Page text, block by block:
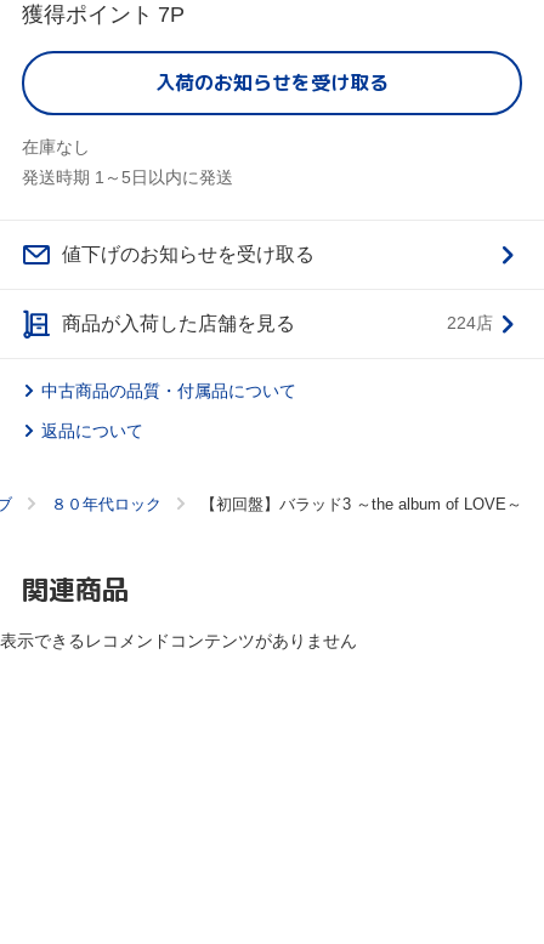
獲得ポイント 7P
入荷のお知らせを受け取る
在庫なし
発送時期 1～5日以内に発送
値下げのお知らせを受け取る
商品が入荷した店舗を見る 224店
中古商品の品質・付属品について
返品について
８０年代ロック 【初回盤】バラッド3 ～the album of LOVE～
関連商品
表示できるレコメンドコンテンツがありません